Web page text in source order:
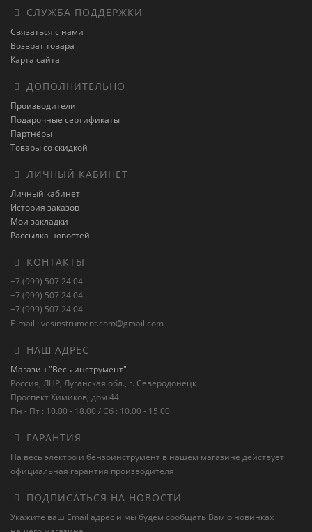
СЛУЖБА ПОДДЕРЖКИ
Связаться с нами
Возврат товара
Карта сайта
ДОПОЛНИТЕЛЬНО
Производители
Подарочные сертификаты
Партнёры
Товары со скидкой
ЛИЧНЫЙ КАБИНЕТ
Личный кабинет
История заказов
Мои закладки
Рассылка новостей
КОНТАКТЫ
+7 (999) 507 24 04
+7 (999) 507 24 04
+7 (999) 507 24 04
E-mail : vesinstrument.com@gmail.com
НАШ АДРЕС
Магазин "Весь инструмент"
Россия, ЛНР, Луганская обл., г. Северодонецк
Проспект Химиков, дом 44
Пн - Пт : 10.00 - 18.00 / Сб : 10.00 - 15.00
ГАРАНТИЯ
На весь электро и бензоинструмент в нашем магазине действует
официальная гарантия производителя
ПОДПИСАТЬСЯ НА НОВОСТИ
Укажите ваш Email адрес и мы будем сообщать Вам о новинках